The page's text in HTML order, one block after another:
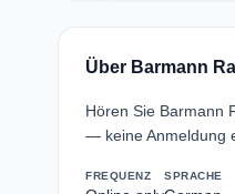
Über Barmann
Hören Sie Barmann
— keine Anmeldung
FREQUENZ SPRACHE